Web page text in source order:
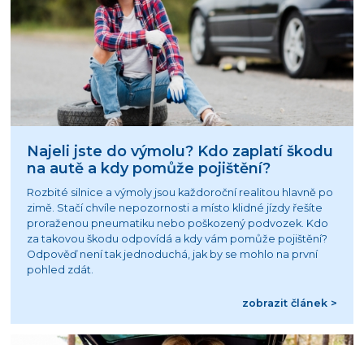
Najeli jste do výmolu? Kdo zaplatí škodu
na autě a kdy pomůže pojištění?
Rozbité silnice a výmoly jsou každoroční realitou hlavně po
zimě. Stačí chvíle nepozornosti a místo klidné jízdy řešíte
proraženou pneumatiku nebo poškozený podvozek. Kdo
za takovou škodu odpovídá a kdy vám pomůže pojištění?
Odpověď není tak jednoduchá, jak by se mohlo na první
pohled zdát.
zobrazit článek >